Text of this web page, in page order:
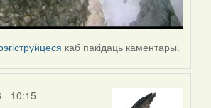
каб пакідаць каментары.
10:15